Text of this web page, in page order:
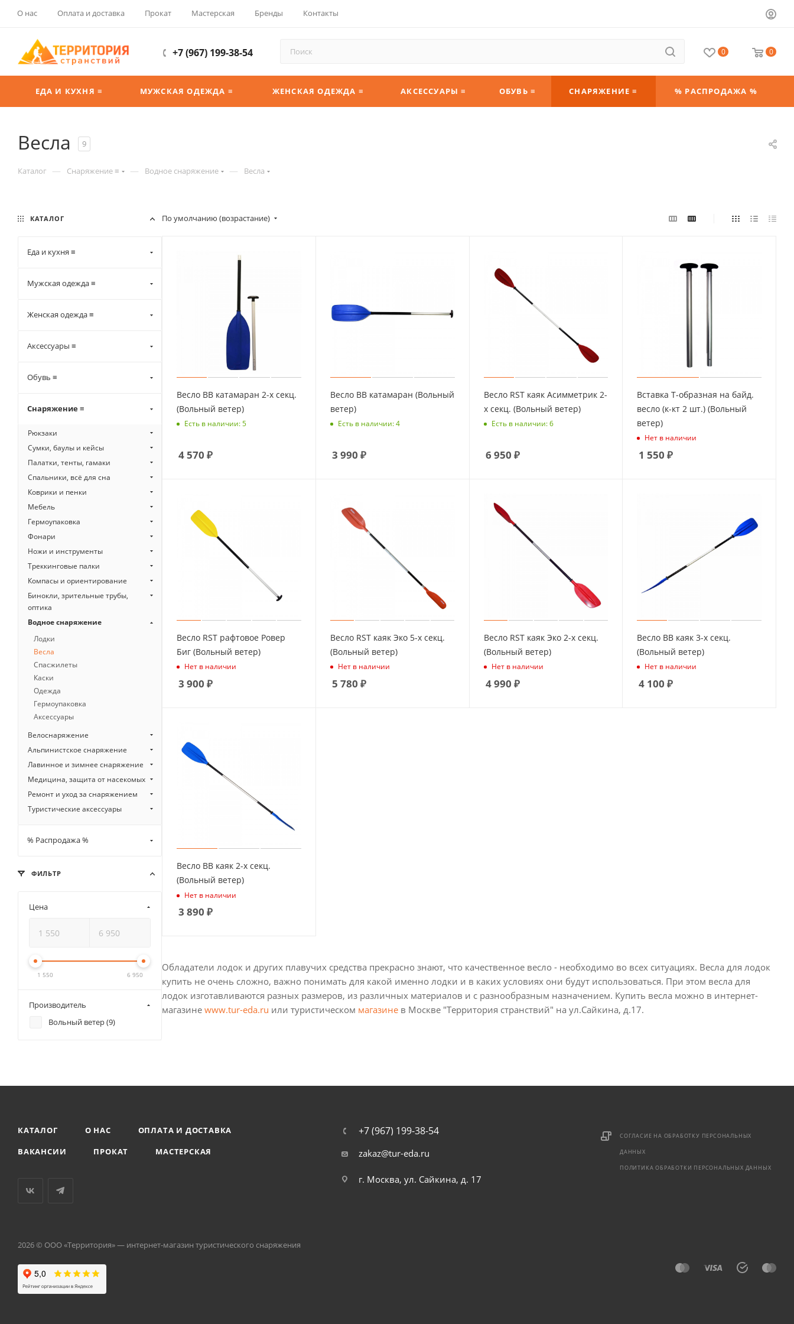
О нас Оплата и доставка Прокат Мастерская Бренды Контакты
+7 (967) 199-38-54 0 0
ЕДА И КУХНЯ ≡ МУЖСКАЯ ОДЕЖДА ≡ ЖЕНСКАЯ ОДЕЖДА ≡ АКСЕССУАРЫ ≡ ОБУВЬ ≡ СНАРЯЖЕНИЕ ≡ % РАСПРОДАЖА %
Весла 9
Каталог — Снаряжение ≡ — Водное снаряжение — Весла
По умолчанию (возрастание)
Весло ВВ катамаран 2-х секц.
(Вольный ветер)
Есть в наличии: 5
4 570 ₽
Весло ВВ катамаран (Вольный
ветер)
Есть в наличии: 4
3 990 ₽
Весло RST каяк Асимметрик 2-
х секц. (Вольный ветер)
Есть в наличии: 6
6 950 ₽
Вставка Т-образная на байд.
весло (к-кт 2 шт.) (Вольный
ветер)
Нет в наличии
1 550 ₽
Весло RST рафтовое Ровер
Биг (Вольный ветер)
Нет в наличии
3 900 ₽
Весло RST каяк Эко 5-х секц.
(Вольный ветер)
Нет в наличии
5 780 ₽
Весло RST каяк Эко 2-х секц.
(Вольный ветер)
Нет в наличии
4 990 ₽
Весло ВВ каяк 3-х секц.
(Вольный ветер)
Нет в наличии
4 100 ₽
Весло ВВ каяк 2-х секц.
(Вольный ветер)
Нет в наличии
3 890 ₽
Обладатели лодок и других плавучих средства прекрасно знают, что качественное весло - необходимо во всех ситуациях. Весла для лодок
купить не очень сложно, важно понимать для какой именно лодки и в каких условиях они будут использоваться. При этом весла для
лодок изготавливаются разных размеров, из различных материалов и с разнообразным назначением. Купить весла можно в интернет-
магазине www.tur-eda.ru или туристическом магазине в Москве "Территория странствий" на ул.Сайкина, д.17.
КАТАЛОГ
Еда и кухня ≡
Мужская одежда ≡
Женская одежда ≡
Аксессуары ≡
Обувь ≡
Снаряжение ≡
Рюкзаки
Сумки, баулы и кейсы
Палатки, тенты, гамаки
Спальники, всё для сна
Коврики и пенки
Мебель
Гермоупаковка
Фонари
Ножи и инструменты
Треккинговые палки
Компасы и ориентирование
Бинокли, зрительные трубы,
оптика
Водное снаряжение
Лодки
Весла
Спасжилеты
Каски
Одежда
Гермоупаковка
Аксессуары
Велоснаряжение
Альпинистское снаряжение
Лавинное и зимнее снаряжение
Медицина, защита от насекомых
Ремонт и уход за снаряжением
Туристические аксессуары
% Распродажа %
ФИЛЬТР
Цена
1 550 6 950
Производитель
Вольный ветер (9)
КАТАЛОГ О НАС
ОПЛАТА И ДОСТАВКА
ВАКАНСИИ
ПРОКАТ МАСТЕРСКАЯ
+7 (967) 199-38-54
zakaz@tur-eda.ru
г. Москва, ул. Сайкина, д. 17
СОГЛАСИЕ НА ОБРАБОТКУ ПЕРСОНАЛЬНЫХ
ДАННЫХ
ПОЛИТИКА ОБРАБОТКИ ПЕРСОНАЛЬНЫХ ДАННЫХ
2026 © ООО «Территория» — интернет-магазин туристического снаряжения